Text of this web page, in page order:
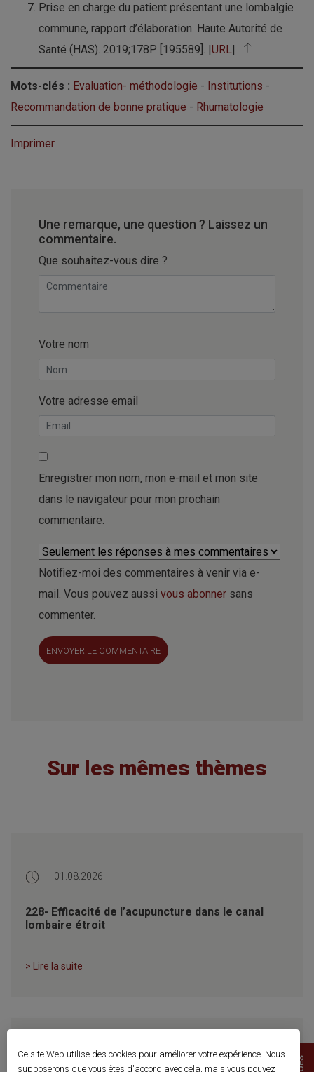
Prise en charge du patient présentant une lombalgie
commune, rapport d’élaboration. Haute Autorité de
Santé (HAS). 2019;178P. [195589]. | URL
Mots-clés : Evaluation- méthodologie - Institutions -
Recommandation de bonne pratique - Rhumatologie
Imprimer
Une remarque, une question ? Laissez un
commentaire.
Que souhaitez-vous dire ?
Votre nom
Votre adresse email
Enregistrer mon nom, mon e-mail et mon site
dans le navigateur pour mon prochain
commentaire.
Notifiez-moi des commentaires à venir via e-
mail. Vous pouvez aussi vous abonner sans
commenter.
ENVOYER LE COMMENTAIRE
Sur les mêmes thèmes
01.08.2026
228- Efficacité de l’acupuncture dans le canal
lombaire étroit
> Lire la suite
17.07.2026
Ce site Web utilise des cookies pour améliorer votre expérience. Nous
supposerons que vous êtes d'accord avec cela, mais vous pouvez